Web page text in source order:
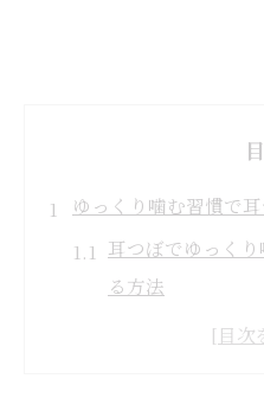
ゆっくり噛む習慣で
耳つぼでゆっく
る方法
満足感アップに